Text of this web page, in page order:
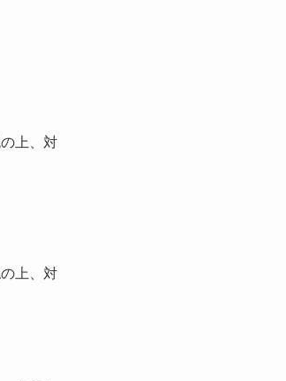
上、対
上、対